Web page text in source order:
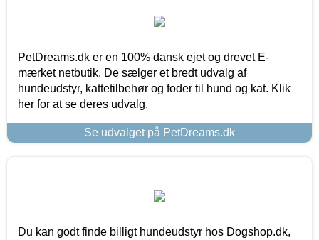
PetDreams.dk er en 100% dansk ejet og drevet E-
mærket netbutik. De sælger et bredt udvalg af
hundeudstyr, kattetilbehør og foder til hund og kat. Klik
her for at se deres udvalg.
Se udvalget på PetDreams.dk
Du kan godt finde billigt hundeudstyr hos Dogshop.dk,